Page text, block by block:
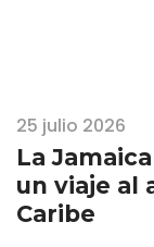
25 julio 2026
La
un viaje al
Caribe